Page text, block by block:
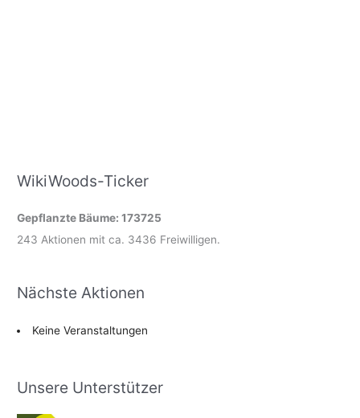
WikiWoods-Ticker
Gepflanzte Bäume: 173725
243 Aktionen mit ca. 3436 Freiwilligen.
Nächste Aktionen
Keine Veranstaltungen
Unsere Unterstützer